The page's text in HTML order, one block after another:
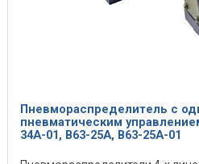
Пневмораспределитель с
пневматическим
34А-01, В63-25А, В63-25А-01